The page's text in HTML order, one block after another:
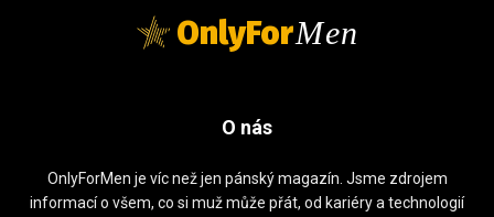
OnlyForMen
O nás
OnlyForMen je víc než jen pánský magazín. Jsme zdrojem
informací o všem, co si muž může přát, od kariéry a technologií